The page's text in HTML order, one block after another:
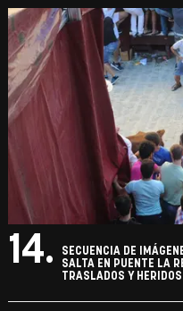
14.
SECUENCIA DE
SALTA EN PUENTE LA
TRASLADOS Y